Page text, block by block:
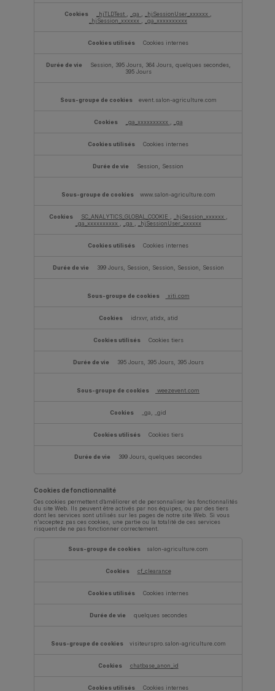
_hjTLDTest _ga _hjSessionUser_xxxxxx
_hjSession_xxxxxx
_ga_xxxxxxxxxx
Cookies internes
Session, 395 Jours, 364 Jours, quelques secondes,
395 Jours
event.salon-agriculture.com
_ga_xxxxxxxxxx _ga
Cookies internes
Session, Session
www.salon-agriculture.com
SC_ANALYTICS_GLOBAL_COOKIE _hjSession_xxxxxx
_ga_xxxxxxxxxx
_ga _hjSessionUser_xxxxxx
Cookies internes
399 Jours, Session, Session, Session, Session
xiti.com
idrxvr, atidx, atid
Cookies tiers
395 Jours, 395 Jours, 395 Jours
weezevent.com
_ga, _gid
Cookies tiers
399 Jours, quelques secondes
Cookies de fonctionnalité
Ces cookies permettent d’améliorer et de personnaliser les fonctionnalités
du site Web. Ils peuvent être activés par nos équipes, ou par des tiers
dont les services sont utilisés sur les pages de notre site Web. Si vous
n'acceptez pas ces cookies, une partie ou la totalité de ces services
risquent de ne pas fonctionner correctement.
salon-agriculture.com
cf_clearance
Cookies internes
quelques secondes
visiteurspro.salon-agriculture.com
chatbase_anon_id
Cookies internes